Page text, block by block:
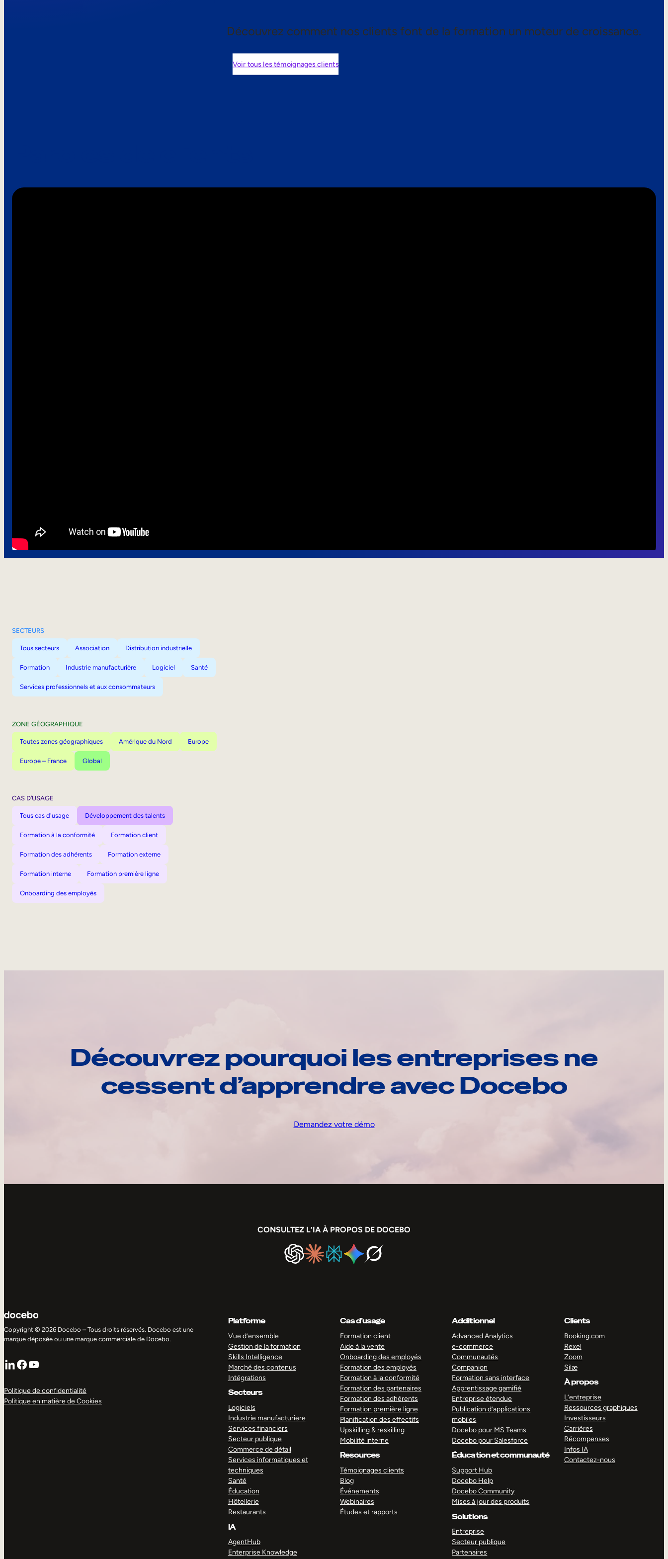
Découvrez comment nos clients font de la formation un moteur de croissance.
Voir tous les témoignages clients
SECTEURS
Tous secteurs Association Distribution industrielle
Formation Industrie manufacturière Logiciel Santé
Services professionnels et aux consommateurs
ZONE GÉOGRAPHIQUE
Toutes zones géographiques Amérique du Nord Europe
Europe – France Global
CAS D’USAGE
Tous cas d'usage Développement des talents
Formation à la conformité Formation client
Formation des adhérents Formation externe
Formation interne Formation première ligne
Onboarding des employés
Découvrez pourquoi les entreprises ne
cessent d’apprendre avec Docebo
Demandez votre démo
CONSULTEZ L’IA À PROPOS DE DOCEBO
Copyright © 2026 Docebo – Tous droits réservés. Docebo est une
marque déposée ou une marque commerciale de Docebo.
LinkedIn
Facebook
YouTube
Politique de confidentialité
Politique en matière de Cookies
Platforme
Vue d’ensemble
Gestion de la formation
Skills Intelligence
Marché des contenus
Intégrations
Secteurs
Logiciels
Industrie manufacturiere
Services financiers
Secteur publique
Commerce de détail
Services informatiques et
techniques
Santé
Éducation
Hôtellerie
Restaurants
IA
AgentHub
Enterprise Knowledge
Cas d’usage
Formation client
Aide à la vente
Onboarding des employés
Formation des employés
Formation à la conformité
Formation des partenaires
Formation des adhérents
Formation première ligne
Planification des effectifs
Upskilling & reskilling
Mobilité interne
Resources
Témoignages clients
Blog
Événements
Webinaires
Études et rapports
Additionnel
Advanced Analytics
e-commerce
Communautés
Companion
Formation sans interface
Apprentissage gamifié
Entreprise étendue
Publication d’applications
mobiles
Docebo pour MS Teams
Docebo pour Salesforce
Éducation et communauté
Support Hub
Docebo Help
Docebo Community
Mises à jour des produits
Solutions
Entreprise
Secteur publique
Partenaires
Clients
Booking.com
Rexel
Zoom
Silæ
À propos
L’entreprise
Ressources graphiques
Investisseurs
Carrières
Récompenses
Infos IA
Contactez-nous